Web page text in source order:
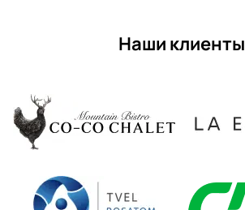
Наши клиенты